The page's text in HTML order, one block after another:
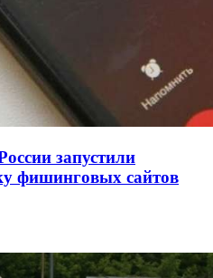
запустили
фишинговых сайтов